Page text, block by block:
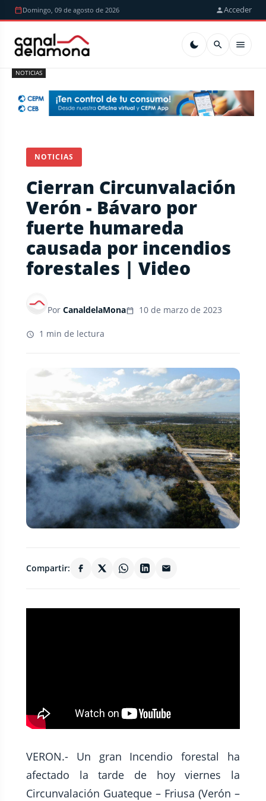
Domingo, 09 de agosto de 2026 Acceder
NOTICIAS
NOTICIAS
Cierran Circunvalación
Verón - Bávaro por
fuerte humareda
causada por incendios
forestales | Video
Por CanaldelaMona 10 de marzo de 2023
1 min de lectura
Compartir:
VERON.- Un gran Incendio forestal ha
afectado la tarde de hoy viernes la
Circunvalación Guateque – Friusa (Verón –